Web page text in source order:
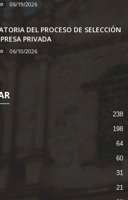
06/19/2026
DEL PROCESO DE SELECCIÓN
PRIVADA
06/10/2026
238
198
64
60
31
21